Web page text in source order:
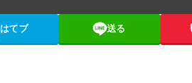
はてブ 送る